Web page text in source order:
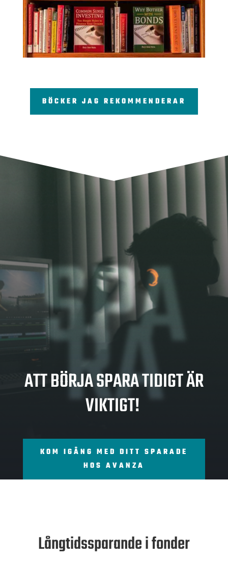
BÖCKER JAG REKOMMENDERAR
SPA
RA
ATT BÖRJA SPARA TIDIGT ÄR
VIKTIGT!
KOM IGÅNG MED DITT SPARADE
HOS AVANZA
Långtidssparande i fonder